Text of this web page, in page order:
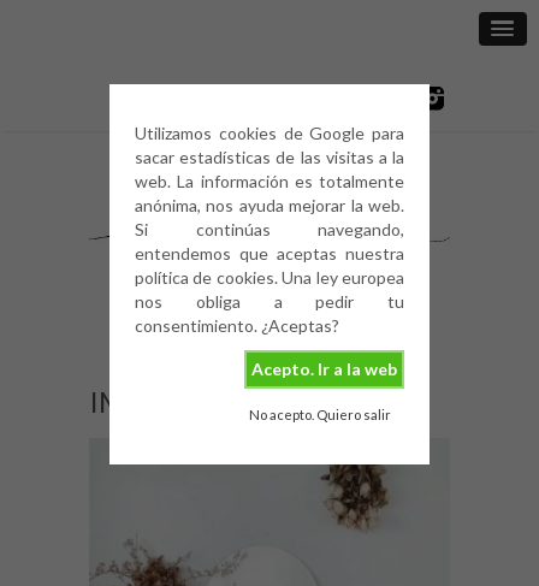
Utilizamos cookies de Google para
sacar estadísticas de las visitas a la
web. La información es totalmente
anónima, nos ayuda mejorar la web.
Si continúas navegando,
entendemos que aceptas nuestra
política de cookies. Una ley europea
nos obliga a pedir tu
consentimiento. ¿Aceptas?
Acepto. Ir a la web
No acepto. Quiero salir
IMG_2051